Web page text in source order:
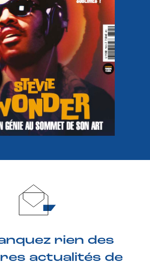
rien des
actualités de